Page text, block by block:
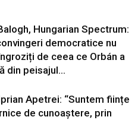
Hungarian Spectrum:
democratice nu
de ceea ce Orbán a
din peisajul...
Apetrei: “Suntem ființe
de cunoaștere, prin